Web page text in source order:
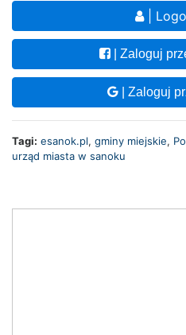
|
| Zaloguj
| Zaloguj
Tagi: esanok.pl, gminy miejskie,
urząd miasta w sanoku